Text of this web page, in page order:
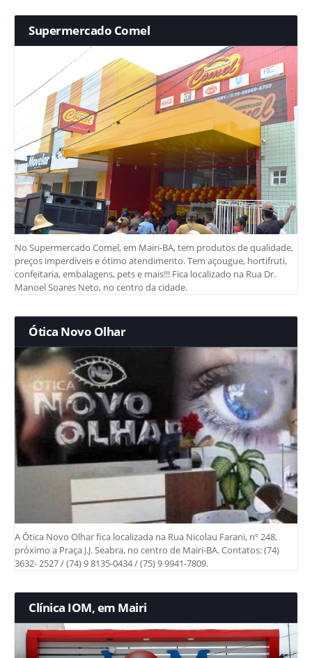
Supermercado Comel
No Supermercado Comel, em Mairi-BA, tem produtos de qualidade,
preços imperdíveis e ótimo atendimento. Tem açougue, hortifruti,
confeitaria, embalagens, pets e mais!!! Fica localizado na Rua Dr.
Manoel Soares Neto, no centro da cidade.
Ótica Novo Olhar
A Ótica Novo Olhar fica localizada na Rua Nicolau Farani, nº 248,
próximo a Praça J.J. Seabra, no centro de Mairi-BA. Contatos: (74)
3632- 2527 / (74) 9 8135-0434 / (75) 9 9941-7809.
Clínica IOM, em Mairi